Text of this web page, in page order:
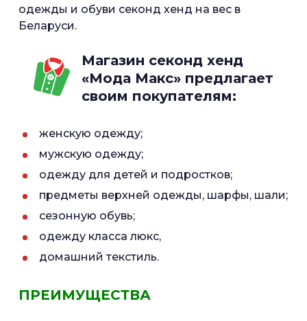
одежды и обуви секонд хенд на вес в
Беларуси.
Магазин секонд хенд
«Мода Макс» предлагает
своим покупателям:
женскую одежду;
мужскую одежду;
одежду для детей и подростков;
предметы верхней одежды, шарфы, шали;
сезонную обувь;
одежду класса люкс,
домашний текстиль.
ПРЕИМУЩЕСТВА